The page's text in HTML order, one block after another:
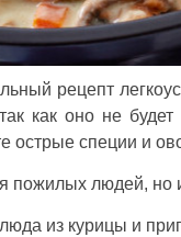
рецепт
как оно не будет
острые специи и
пожилых людей, но
из курицы и